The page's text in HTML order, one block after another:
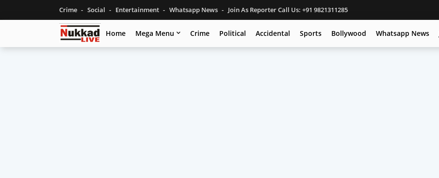
Crime Social Entertainment Whatsapp News Join As Reporter Call Us: +91 9821311285
Home Mega Menu Crime Political Accidental Sports Bollywood Whatsapp News